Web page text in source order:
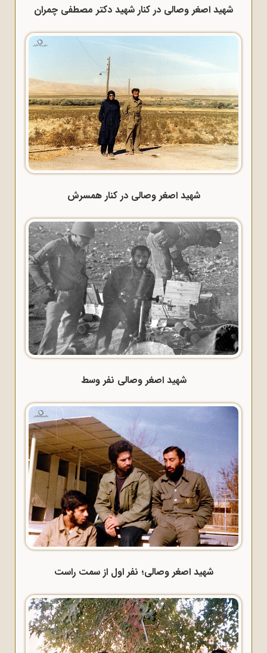
شهید اصغر وصالی در کنار شهید دکتر مصطفی چمران
شهید اصغر وصالی در کنار همسرش
شهید اصغر وصالی نفر وسط
شهید اصغر وصالی؛ نفر اول از سمت راست